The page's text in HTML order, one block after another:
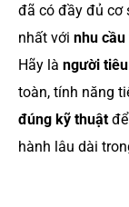
đã có đầy đủ cơ
nhất với nhu
Hãy là người
toàn, tính năng
đúng kỹ thuật
hành lâu dài